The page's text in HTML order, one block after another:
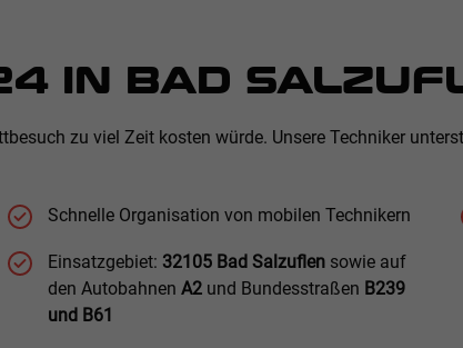
IN BAD
zu viel Zeit kosten würde. Unsere Techniker
Schnelle Organisation von mobilen Technikern
Einsatzgebiet: 32105 Bad Salzuflen sowie auf
den AutobahnenA2 und Bundesstraßen B239
und B61